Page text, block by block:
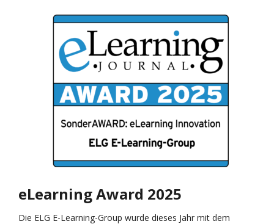
eLearning Award 2025
Die ELG E-Learning-Group wurde dieses Jahr mit dem